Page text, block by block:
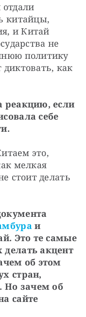
китайцы,
и Китай
не
политику
диктовать, как
реакцию, если
себе
это,
мелкая
стоит делать
и
Это те самые
акцент
об этом
стран,
Но зачем об
сайте